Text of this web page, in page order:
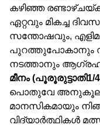
കഴിഞ്ഞ
ഏറ്റവും മികച്ച
സന്തോഷവും,
പുറത്തുപോകാനും
നടത്താനും
മീനം (പൂരൂരുട്ടാതി1/
പൊതുവേ അനുകൂല
മാനസികമായും
വിദ്യാർത്ഥികൾ